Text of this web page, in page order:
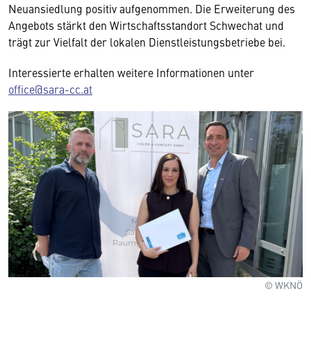
Neuansiedlung positiv aufgenommen. Die Erweiterung des
Angebots stärkt den Wirtschaftsstandort Schwechat und
trägt zur Vielfalt der lokalen Dienstleistungsbetriebe bei.
Interessierte erhalten weitere Informationen unter
office@sara-cc.at
© WKNÖ